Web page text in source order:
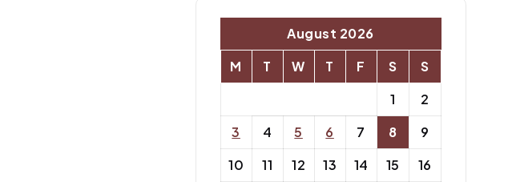
August 2026
M
T W T F S
S
1
2
3
4 5 6 7 8
9
10
11 12 13 14 15
16